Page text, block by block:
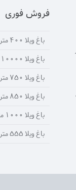
فروش فوری
باغ ویلا 400 متری در منطقه بهاران
باغ ویلا 10000 متری در منطقه خوشنام
باغ ویلا 750 متری در منطقه ملارد ویلا جنوبی
باغ ویلا 850 متری در منطقه شهریار
باغ ویلا 1000 متری در منطقه یوسف آباد
باغ ویلا 555 متری در منطقه قشلاق